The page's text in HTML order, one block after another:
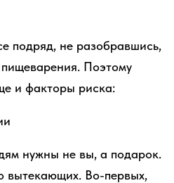
подряд, не разобравшись,
Поэтому
и факторы риска:
нужны не вы, а подарок.
вытекающих. Во-первых,